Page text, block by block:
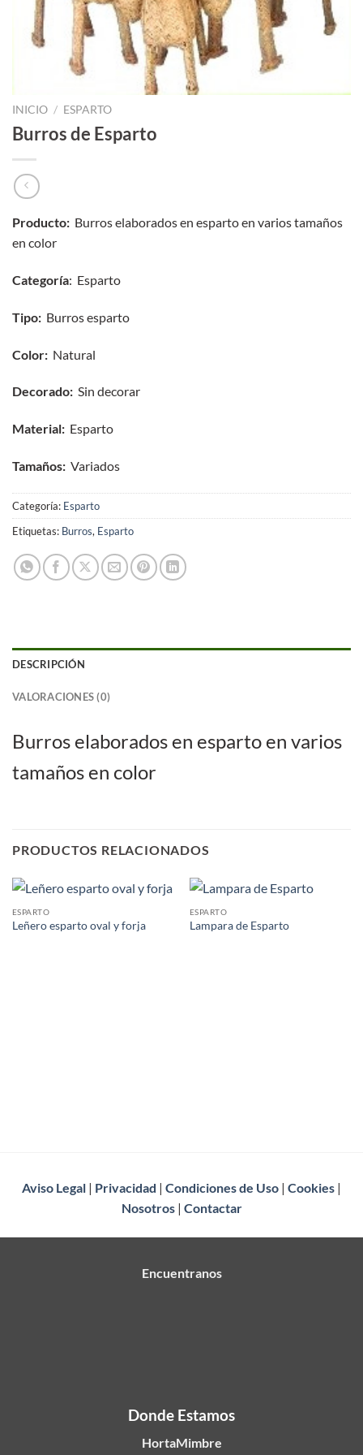
INICIO / ESPARTO
Burros de Esparto
Producto: Burros elaborados en esparto en varios tamaños
en color
Categoría: Esparto
Tipo: Burros esparto
Color: Natural
Decorado: Sin decorar
Material: Esparto
Tamaños: Variados
Categoría: Esparto
Etiquetas: Burros, Esparto
DESCRIPCIÓN
VALORACIONES (0)
Burros elaborados en esparto en varios
tamaños en color
PRODUCTOS RELACIONADOS
ESPARTO
Leñero esparto oval y forja
ESPARTO
Lampara de Esparto
Aviso Legal | Privacidad | Condiciones de Uso | Cookies |
Nosotros| Contactar
Encuentranos
Donde Estamos
HortaMimbre